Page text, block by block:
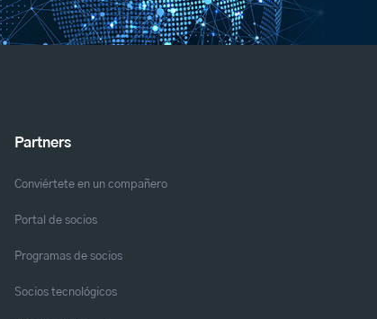
Partners
Conviértete en un compañero
Portal de socios
Programas de socios
Socios tecnológicos